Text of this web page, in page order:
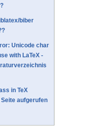
biber
Unicode char
with LaTeX -
in TeX
aufgerufen